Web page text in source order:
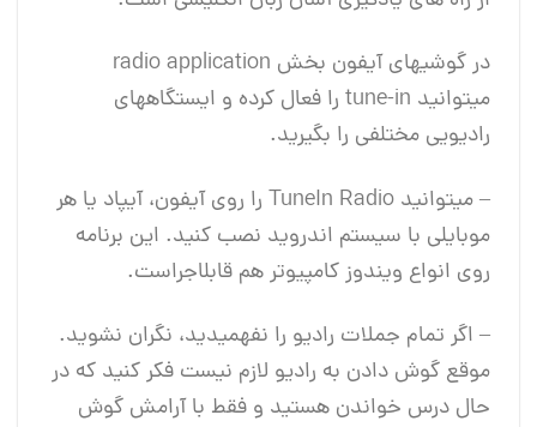
در گوشی‎های آیفون بخش radio application
می‎توانید tune-in را فعال کرده و ایستگاه‎های
رادیویی مختلفی را بگیرید.
– می‎توانید TuneIn Radio را روی آیفون، آی‎پاد یا هر
موبایلی با سیستم اندروید نصب کنید. این برنامه
روی انواع ویندوز کامپیوتر هم قابل‎اجراست.
– اگر تمام جملات رادیو را نفهمیدید، نگران نشوید.
موقع گوش دادن به رادیو لازم نیست فکر کنید که در
حال درس خواندن هستید و فقط با آرامش گوش